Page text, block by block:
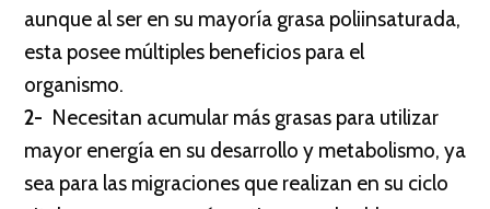
aunque al ser en su mayoría grasa poliinsaturada,
esta posee múltiples beneficios para el
organismo.
2- Necesitan acumular más grasas para utilizar
mayor energía en su desarrollo y metabolismo, ya
sea para las migraciones que realizan en su ciclo